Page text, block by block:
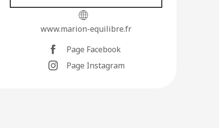
www.marion-equilibre.fr
Page Facebook
Page Instagram